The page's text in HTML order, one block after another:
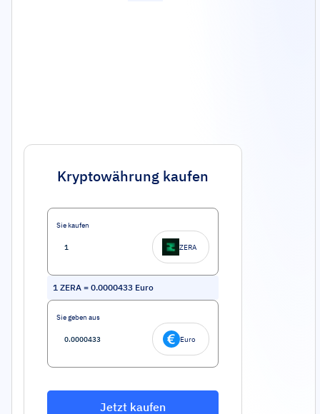
Kryptowährung kaufen
Sie kaufen
ZERA
1 ZERA = 0.0000433 Euro
Sie geben aus
Euro
Jetzt kaufen